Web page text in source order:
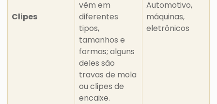
Clipes
vêm em
diferentes
tipos,
tamanhos e
formas; alguns
deles são
travas de mola
ou clipes de
encaixe.
Automotivo,
máquinas,
eletrônicos